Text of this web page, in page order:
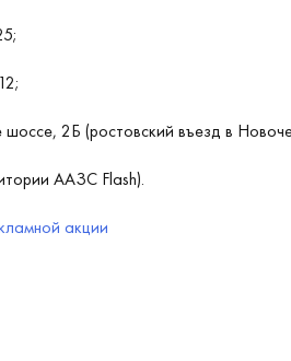
2Б (ростовский въезд в
ААЗС Flash).
акции